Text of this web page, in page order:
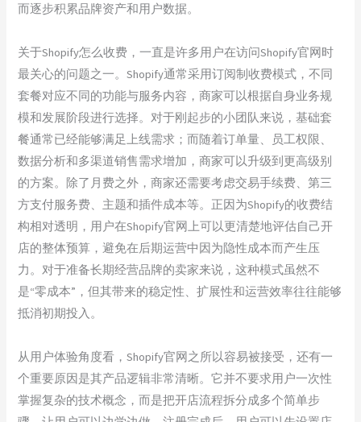
而逐步积累品牌资产和用户数据。
关于Shopify怎么收费，一直是许多用户在访问Shopify官网时
最关心的问题之一。Shopify通常采用订阅制收费模式，不同
套餐对应不同的功能与服务内容，商家可以根据自身业务规
模和发展阶段进行选择。对于刚起步的小团队来说，基础套
餐通常已经能够满足上线需求；而随着订单量、员工权限、
数据分析和多渠道销售需求增加，商家可以升级到更高级别
的方案。除了月费之外，商家还需要考虑交易手续费、第三
方支付服务费、主题和插件成本等。正因为Shopify的收费结
构相对透明，用户在Shopify官网上可以更清楚地评估自己开
店的整体预算，避免在后期运营中因为隐性成本而产生压
力。对于准备长期经营品牌的卖家来说，这种模式虽然不
是“零成本”，但其带来的稳定性、扩展性和运营效率往往能够
抵消初期投入。
从用户体验角度看，Shopify官网之所以容易被接受，还有一
个重要原因是其产品逻辑非常清晰。它并不要求用户一次性
掌握复杂的技术概念，而是把开店流程拆分成多个简单步